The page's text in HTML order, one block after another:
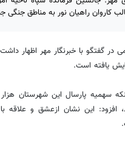
کاروان راهیان نور به مناطق جنگی
گفتگو با خبرنگار مهر اظهار
افزود: این نشان ازعشق و علاقه